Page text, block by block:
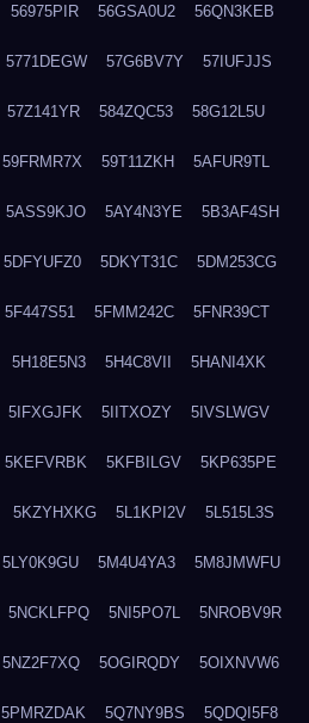
56975PIR 56GSA0U2 56QN3KEB
5771DEGW 57G6BV7Y 57IUFJJS
57Z141YR 584ZQC53 58G12L5U
59FRMR7X 59T11ZKH 5AFUR9TL
5ASS9KJO 5AY4N3YE 5B3AF4SH
5DFYUFZ0 5DKYT31C 5DM253CG
5F447S51 5FMM242C 5FNR39CT
5H18E5N3 5H4C8VII 5HANI4XK
5IFXGJFK 5IITXOZY 5IVSLWGV
5KEFVRBK 5KFBILGV 5KP635PE
5KZYHXKG 5L1KPI2V 5L515L3S
5LY0K9GU 5M4U4YA3 5M8JMWFU
5NCKLFPQ 5NI5PO7L 5NROBV9R
5NZ2F7XQ 5OGIRQDY 5OIXNVW6
5PMRZDAK 5Q7NY9BS 5QDQI5F8